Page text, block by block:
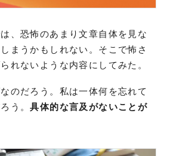
、恐怖のあまり文章自体を見な
まうかもしれない。そこで怖さ
れないような内容にしてみた。
のだろう。私は一体何を忘れて
う。具体的な言及がないことが